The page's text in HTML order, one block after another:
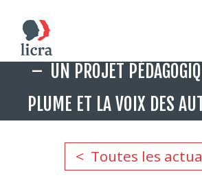
Aller
contenu
principal
UN PROJET
PLUME ET LA VOIX DES
Toutes les